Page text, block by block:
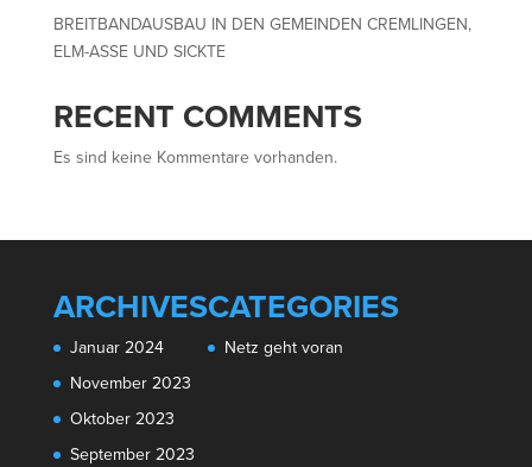
BREITBANDAUSBAU IN DEN GEMEINDEN CREMLINGEN,
ELM-ASSE UND SICKTE
RECENT COMMENTS
Es sind keine Kommentare vorhanden.
ARCHIVES
Januar 2024
November 2023
Oktober 2023
September 2023
CATEGORIES
Netz geht voran